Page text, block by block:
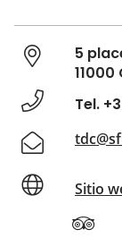
5
11000
Tel.
Sitio